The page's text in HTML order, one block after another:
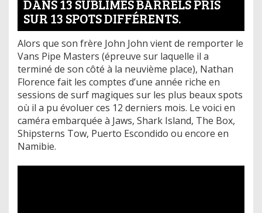
DANS 13 SUBLIMES BARRELS PRIS
SUR 13 SPOTS DIFFÉRENTS.
Alors que son frère John John vient de remporter le
Vans Pipe Masters (épreuve sur laquelle il a
terminé de son côté à la neuvième place), Nathan
Florence fait les comptes d’une année riche en
sessions de surf magiques sur les plus beaux spots
où il a pu évoluer ces 12 derniers mois. Le voici en
caméra embarquée à Jaws, Shark Island, The Box,
Shipsterns Tow, Puerto Escondido ou encore en
Namibie.